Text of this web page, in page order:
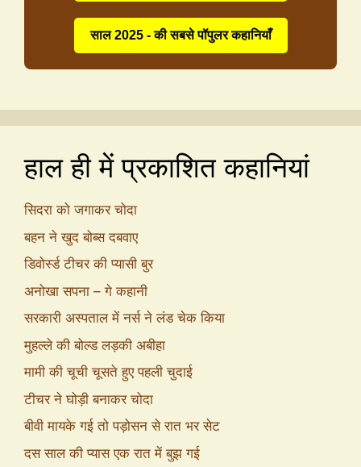
साल 2025 - की सबसे पॉपुलर कहानियाँ
हाल ही में प्रकाशित कहानियां
सिदरा को जगाकर चोदा
बहन ने खुद बोब्स दबवाए
डिवोर्स्ड टीचर की प्यासी बुर
अनोखा सपना – गे कहानी
सरकारी अस्पताल में नर्स ने लंड चेक किया
मुहल्ले की बोल्ड लड़की अबीहा
मामी की चूची चूसते हुए पहली चुदाई
टीचर ने घोड़ी बनाकर चोदा
बीवी मायके गई तो पड़ोसन से रात भर सेट
दस साल की प्यास एक रात में बुझ गई